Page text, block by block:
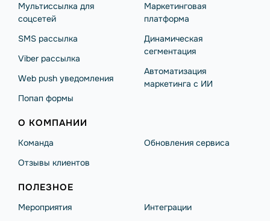
Мультиссылка для
соцсетей
SMS рассылка
Viber рассылка
Web push уведомления
Попап формы
Маркетинговая
платформа
Динамическая
сегментация
Автоматизация
маркетинга с ИИ
О КОМПАНИИ
Команда
Отзывы клиентов
Обновления сервиса
ПОЛЕЗНОЕ
Мероприятия
Интеграции